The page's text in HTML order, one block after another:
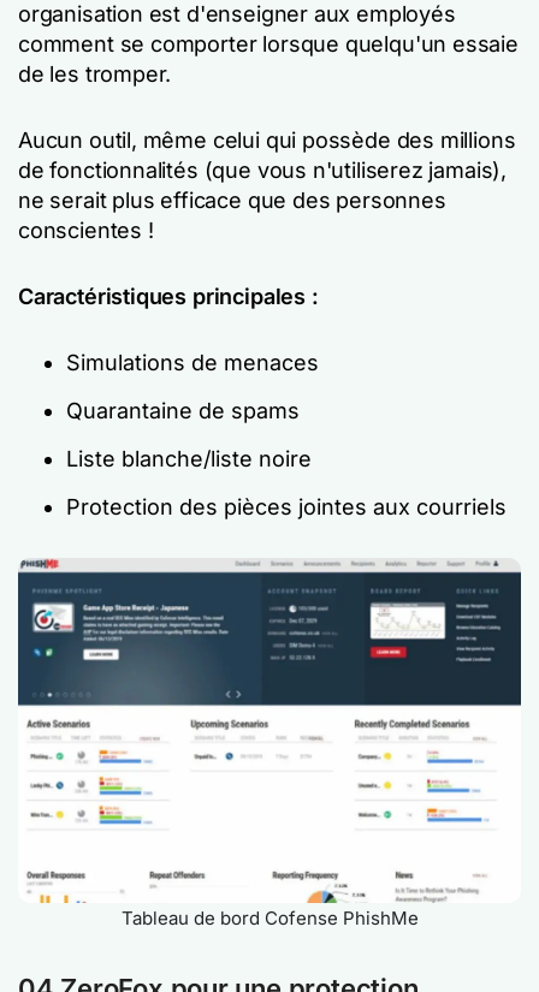
organisation est d'enseigner aux employés
comment se comporter lorsque quelqu'un essaie
de les tromper.
Aucun outil, même celui qui possède des millions
de fonctionnalités (que vous n'utiliserez jamais),
ne serait plus efficace que des personnes
conscientes !
Caractéristiques principales :
Simulations de menaces
Quarantaine de spams
Liste blanche/liste noire
Protection des pièces jointes aux courriels
Tableau de bord Cofense PhishMe